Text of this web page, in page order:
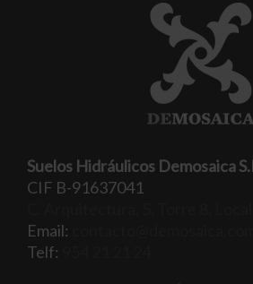
Suelos Hidráulicos Demosaica
CIF B-91637041
Email:
Telf: